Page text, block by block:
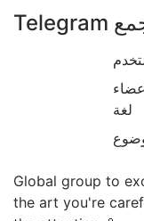
لغة
Global group to
the art you're